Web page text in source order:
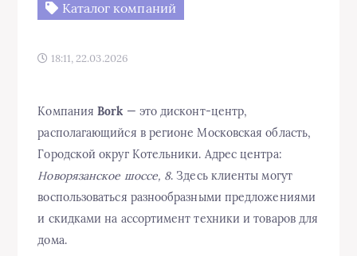
Каталог компаний
18:11, 22.03.2026
КомпанияBork — это дисконт-центр,
располагающийся в регионе Московская область,
Городской округ Котельники. Адрес центра:
Новорязанское шоссе, 8. Здесь клиенты могут
воспользоваться разнообразными предложениями
и скидками на ассортимент техники и товаров для
дома.